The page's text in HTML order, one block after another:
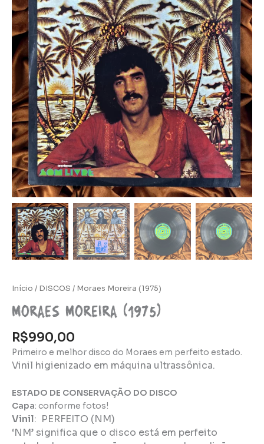
Início / DISCOS / Moraes Moreira (1975)
Moraes Moreira (1975)
R$990,00
Primeiro e melhor disco do Moraes em perfeito estado.
Vinil higienizado em máquina ultrassônica.
ESTADO DE CONSERVAÇÃO DO DISCO
Capa: conforme fotos!
Vinil: PERFEITO (NM)
‘NM’ significa que o disco está em perfeito